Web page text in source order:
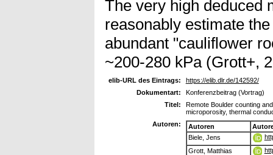
The very high deduced
reasonably estimate
abundant "cauliflower
~200-280 kPa (Grott+,
elib-URL des Eintrags:
https://elib.dlr.de/142592/
Dokumentart:
Konferenzbeitrag (Vortrag)
Titel:
Remote Boulder counting
microporosity, thermal
Autoren:
Autoren
Biele, Jens
Grott, Matthias